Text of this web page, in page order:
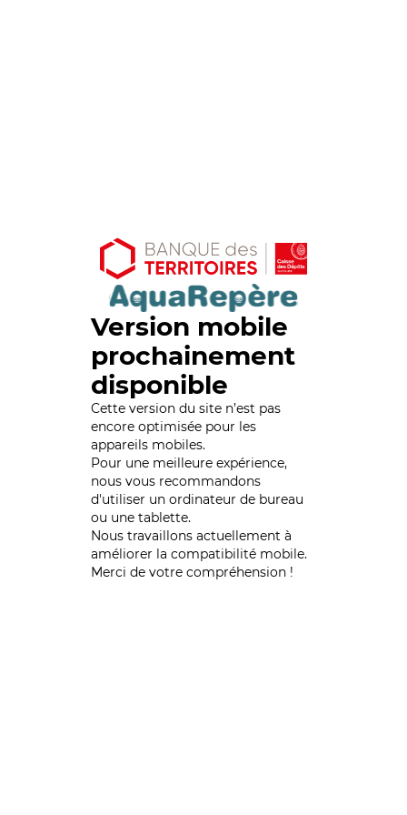
Version mobile
prochainement
disponible
Cette version du site n’est pas
encore optimisée pour les
appareils mobiles.
Pour une meilleure expérience,
nous vous recommandons
d'utiliser un ordinateur de bureau
ou une tablette.
Nous travaillons actuellement à
améliorer la compatibilité mobile.
Merci de votre compréhension !